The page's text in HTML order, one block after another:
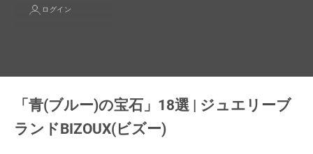
ログイン
「青(ブルー)の宝石」18選 | ジュエリーブ
ランドBIZOUX(ビズー)